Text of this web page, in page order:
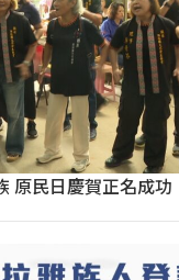
原民日慶賀正名成功